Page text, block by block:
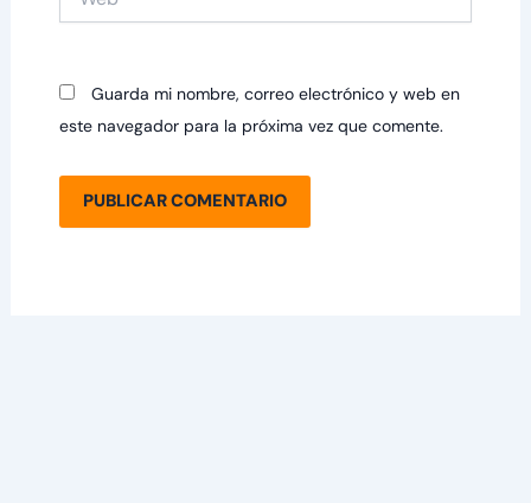
Guarda mi nombre, correo electrónico y web en
este navegador para la próxima vez que comente.